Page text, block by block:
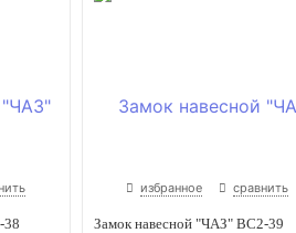
38
избранное сравнить
Замок навесной "ЧАЗ" ВС2-39